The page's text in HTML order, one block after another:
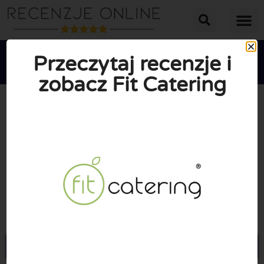

Przeczytaj recenzje i
zobacz Fit Catering